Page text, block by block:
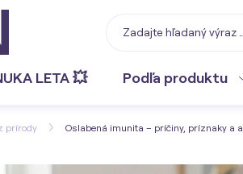
LETA 💥 Podľa produktu
prírody Oslabená imunita – príčiny, príznaky a